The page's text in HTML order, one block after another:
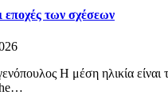
εποχές των σχέσεων
Η μέση ηλικία